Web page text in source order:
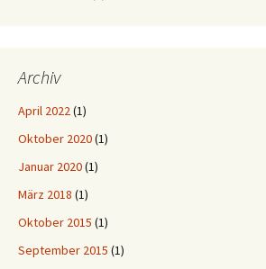
Archiv
April 2022(1)
Oktober 2020(1)
Januar 2020(1)
März 2018 (1)
Oktober 2015 (1)
September 2015 (1)